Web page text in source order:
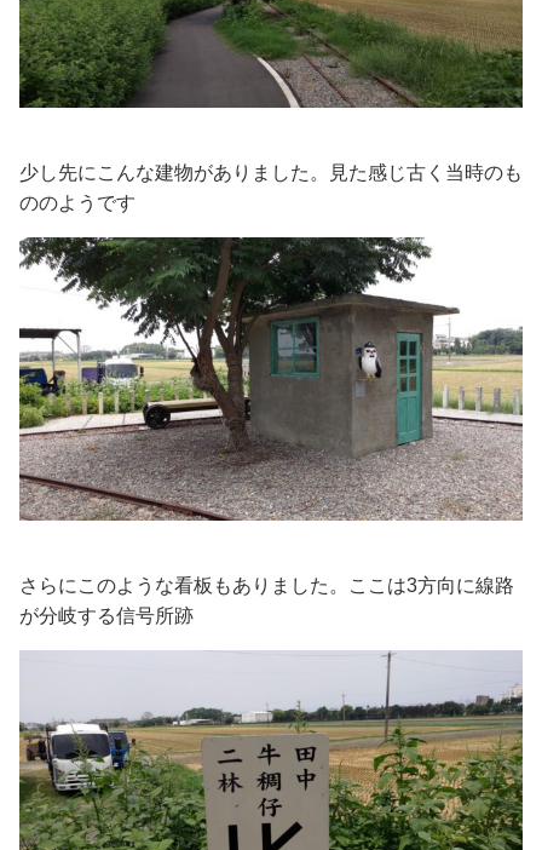
少し先にこんな建物がありました。見た感じ古く当時のも
ののようです
さらにこのような看板もありました。ここは3方向に線路
が分岐する信号所跡